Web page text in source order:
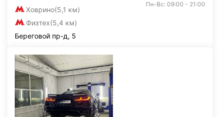
Ховрино(5,1 км)
Физтех(5,4 км)
Пн-Вс: 09:00 - 21:00
Береговой пр-д, 5